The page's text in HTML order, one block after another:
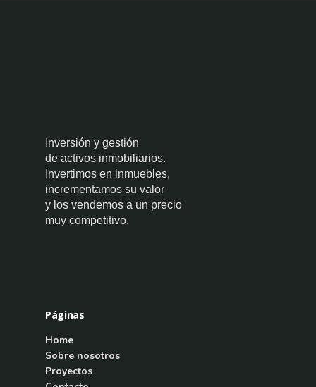
Inversión y gestión
de activos inmobiliarios.
Invertimos en inmuebles,
incrementamos su valor
y los vendemos a un precio
muy competitivo.
Páginas
Home
Sobre nosotros
Proyectos